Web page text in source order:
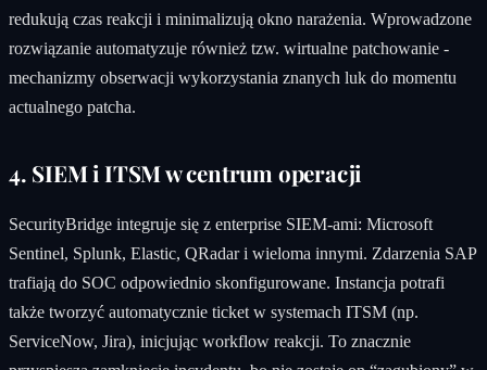
redukują czas reakcji i minimalizują okno narażenia. Wprowadzone
rozwiązanie automatyzuje również tzw. wirtualne patchowanie -
mechanizmy obserwacji wykorzystania znanych luk do momentu
actualnego patcha.
4. SIEM i ITSM w centrum operacji
SecurityBridge integruje się z enterprise SIEM-ami: Microsoft
Sentinel, Splunk, Elastic, QRadar i wieloma innymi. Zdarzenia SAP
trafiają do SOC odpowiednio skonfigurowane. Instancja potrafi
także tworzyć automatycznie ticket w systemach ITSM (np.
ServiceNow, Jira), inicjując workflow reakcji. To znacznie